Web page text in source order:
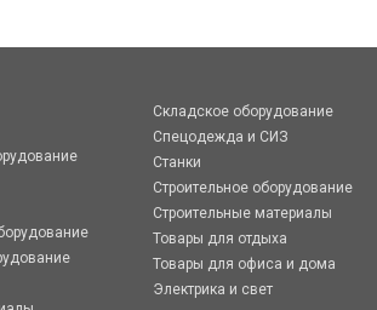
Складское оборудование
Спецодежда и СИЗ
Станки
Строительное оборудование
Строительные материалы
Товары для отдыха
Товары для офиса и дома
Электрика и свет